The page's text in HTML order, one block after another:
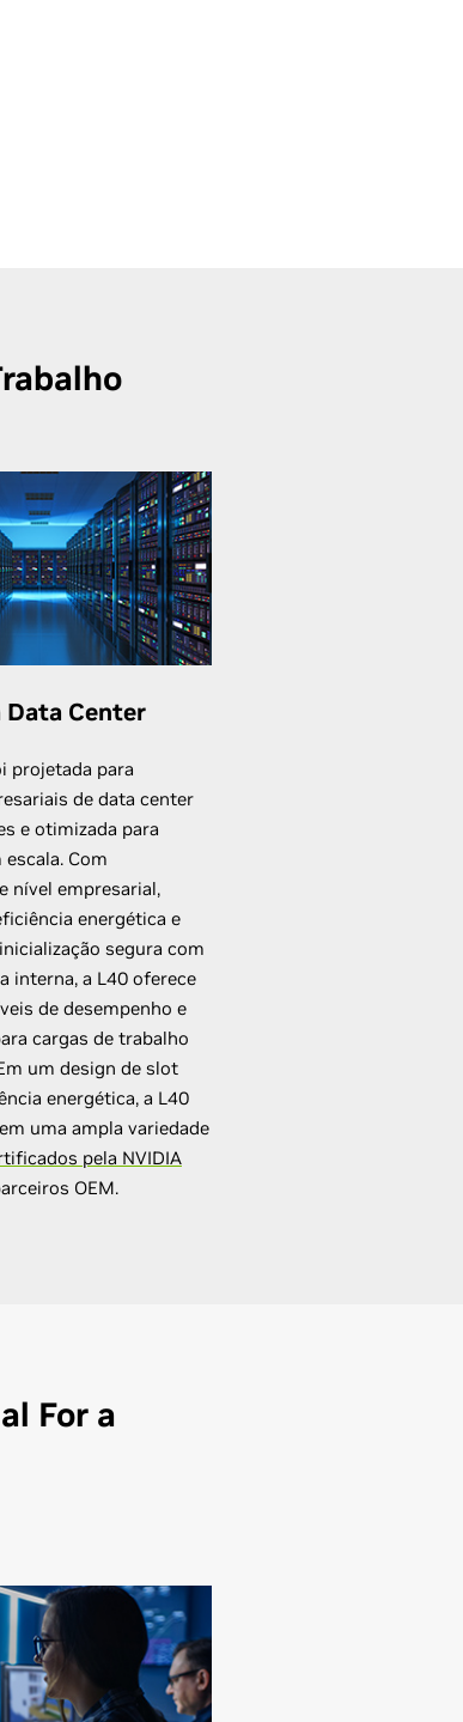
Data Center
projetada para
de data center
e otimizada para
Com
nível empresarial,
energética e
segura com
interna, a L40 oferece
de desempenho e
cargas de trabalho
um design de slot
energética, a L40
uma ampla variedade
pela NVIDIA
OEM.
For a